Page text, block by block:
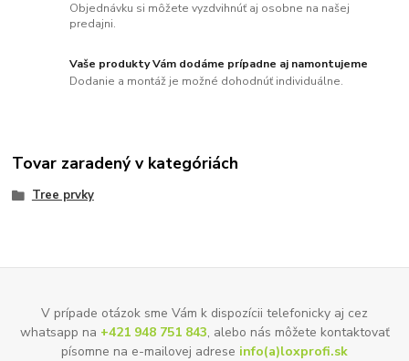
Objednávku si môžete vyzdvihnúť aj osobne na našej
predajni.
Vaše produkty Vám dodáme prípadne aj namontujeme
Dodanie a montáž je možné dohodnúť individuálne.
Tovar zaradený v kategóriách
Tree prvky
V prípade otázok sme Vám k dispozícii telefonicky aj cez
whatsapp na +421 948 751 843, alebo nás môžete kontaktovať
písomne na e-mailovej adrese info(a)loxprofi.sk